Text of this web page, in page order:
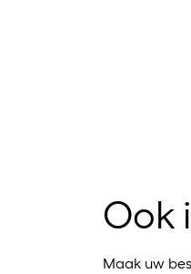
Ook
Maak uw